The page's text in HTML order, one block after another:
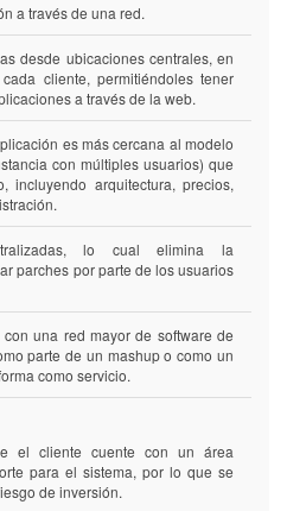
a través de una red.
desde ubicaciones centrales, en
cliente, permitiéndoles tener
a través de la web.
es más cercana al modelo
con múltiples usuarios) que
incluyendo arquitectura, precios,
lo cual elimina la
parches por parte de los usuarios
una red mayor de software de
parte de un mashup o como un
como servicio.
el cliente cuente con un área
para el sistema, por lo que se
de inversión.